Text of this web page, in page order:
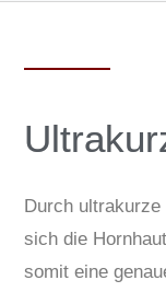
Durch
sich die
somit eine